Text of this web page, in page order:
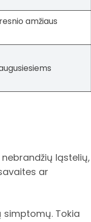
amžiaus
ląstelių,
ar
simptomų. Tokia